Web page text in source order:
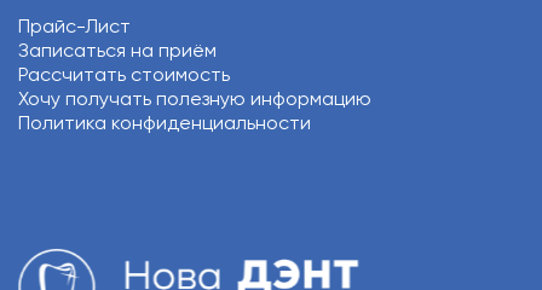
Прайс-Лист
Записаться на приём
Рассчитать стоимость
Хочу получать полезную информацию
Политика конфиденциальности